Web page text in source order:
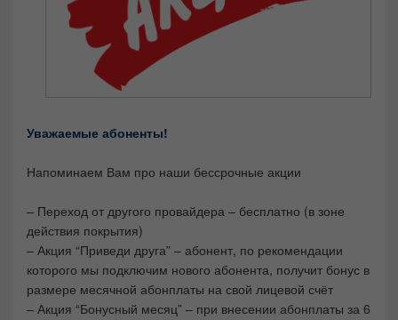
Уважаемые абоненты!
Напоминаем Вам про наши бессрочные акции
– Переход от другого провайдера – бесплатно (в зоне
действия покрытия)
– Акция “Приведи друга” – абонент, по рекомендации
которого мы подключим нового абонента, получит бонус в
размере месячной абонплаты на свой лицевой счёт
– Акция “Бонусный месяц” – при внесении абонплаты за 6